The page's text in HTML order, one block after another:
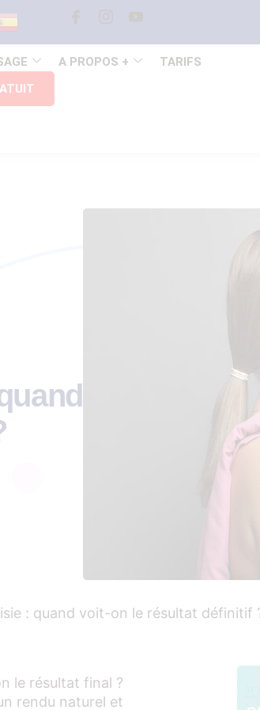
A PROPOS +
TARIFS
: quand voit-on le résultat définitif
le résultat final ?
rendu naturel et